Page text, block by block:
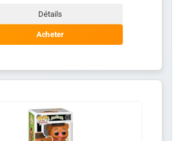
Détails
Acheter